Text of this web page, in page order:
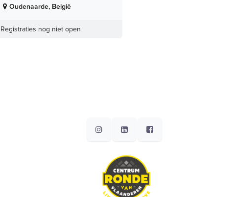
Oudenaarde, België
Registraties nog niet open